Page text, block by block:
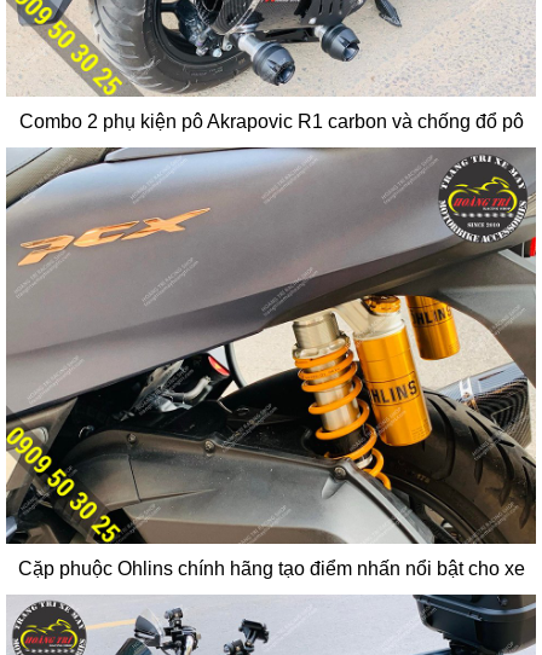
Combo 2 phụ kiện pô Akrapovic R1 carbon và chống đổ pô
Cặp phuộc Ohlins chính hãng tạo điểm nhấn nổi bật cho xe